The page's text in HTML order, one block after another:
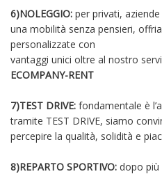
6)NOLEGGIO: per privati,
una mobilità senza pensieri,
personalizzate con
vantaggi unici oltre al nostro
ECOMPANY-RENT
7)TEST DRIVE: fondamentale è
tramite TEST DRIVE, siamo
percepire la qualità, solidità e
8)REPARTO SPORTIVO: dopo più